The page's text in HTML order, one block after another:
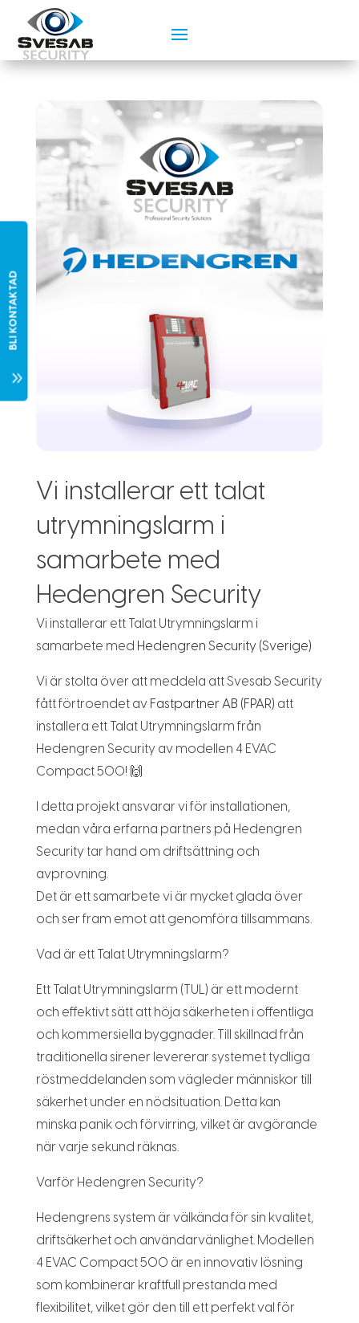
Vi installerar ett talat
utrymningslarm i
samarbete med
Hedengren Security
Vi installerar ett Talat Utrymningslarm i
samarbete med Hedengren Security (Sverige)
Vi är stolta över att meddela att Svesab Security
fått förtroendet av Fastpartner AB (FPAR) att
installera ett Talat Utrymningslarm från
Hedengren Security av modellen 4 EVAC
Compact 500! 🙌
I detta projekt ansvarar vi för installationen,
medan våra erfarna partners på Hedengren
Security tar hand om driftsättning och
avprovning.
Det är ett samarbete vi är mycket glada över
och ser fram emot att genomföra tillsammans.
Vad är ett Talat Utrymningslarm?
Ett Talat Utrymningslarm (TUL) är ett modernt
och effektivt sätt att höja säkerheten i offentliga
och kommersiella byggnader. Till skillnad från
traditionella sirener levererar systemet tydliga
röstmeddelanden som vägleder människor till
säkerhet under en nödsituation. Detta kan
minska panik och förvirring, vilket är avgörande
när varje sekund räknas.
Varför Hedengren Security?
Hedengrens system är välkända för sin kvalitet,
driftsäkerhet och användarvänlighet. Modellen
4 EVAC Compact 500 är en innovativ lösning
som kombinerar kraftfull prestanda med
flexibilitet, vilket gör den till ett perfekt val för
7
BLI KONTAKTAD